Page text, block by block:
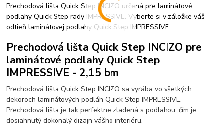
Prechodová lišta Quick Step INCIZO určená pre laminátové
podlahy Quick Step rady IMPRESSIVE. Vyberte si v záložke váš
odtieň laminátovej podlahy Quick Step IMPRESSIVE.
Prechodová lišta Quick Step INCIZO pre
laminátové podlahy Quick Step
IMPRESSIVE - 2,15 bm
Prechodová lišta Quick Step INCIZO sa vyrába vo všetkých
dekoroch laminátových podláh Quick Step IMPRESSIVE.
Prechodová lišta je tak perfektne zladená s podlahou, čím je
dosiahnutý dokonalý dizajn vášho interiéru.